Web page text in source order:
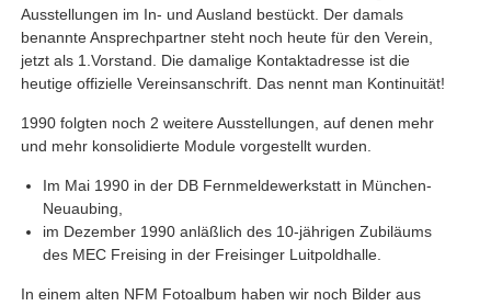
Ausstellungen im In- und Ausland bestückt. Der damals
benannte Ansprechpartner steht noch heute für den Verein,
jetzt als 1.Vorstand. Die damalige Kontaktadresse ist die
heutige offizielle Vereinsanschrift. Das nennt man Kontinuität!
1990 folgten noch 2 weitere Ausstellungen, auf denen mehr
und mehr konsolidierte Module vorgestellt wurden.
Im Mai 1990 in der DB Fernmeldewerkstatt in München-
Neuaubing,
im Dezember 1990 anläßlich des 10-jährigen Zubiläums
des MEC Freising in der Freisinger Luitpoldhalle.
In einem alten NFM Fotoalbum haben wir noch Bilder aus